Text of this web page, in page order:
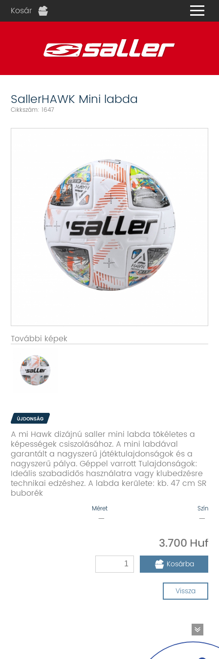
Kosár
SallerHAWK Mini labda
Cikkszám: 1647
További képek
A mi Hawk dizájnú saller mini labda tökéletes a
képességek csiszolásához. A mini labdával
garantált a nagyszerű játéktulajdonságok és a
nagyszerű pálya. Géppel varrott Tulajdonságok:
Ideális szabadidős használatra vagy klubedzésre
technikai edzéshez. A labda kerülete: kb. 47 cm SR
buborék
Méret
—
Szín
—
3.700
Kosárba
Vissza